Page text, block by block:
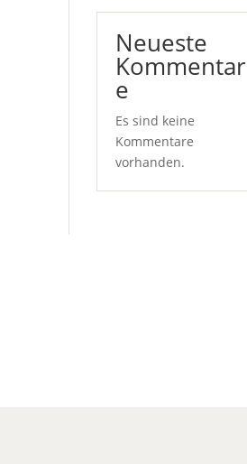
Neueste
Kommentar
e
Es sind keine
Kommentare
vorhanden.